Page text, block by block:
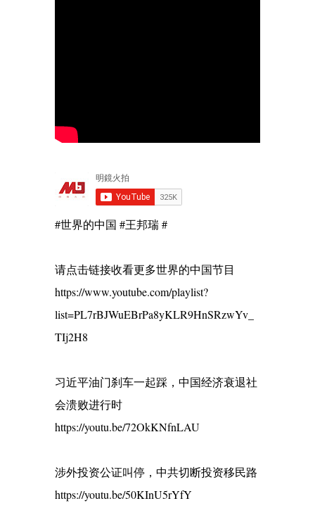
#世界的中国 #王邦瑞 #
请点击链接收看更多世界的中国节目
https://www.youtube.com/playlist?
list=PL7rBJWuEBrPa8yKLR9HnSRzwYv_
TIj2H8
习近平油门刹车一起踩，中国经济衰退社
会溃败进行时
https://youtu.be/72OkKNfnLAU
涉外投资公证叫停，中共切断投资移民路
https://youtu.be/50KInU5rYfY